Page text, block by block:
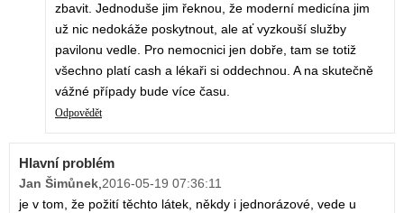
zbavit. Jednoduše jim řeknou, že moderní medicína jim
už nic nedokáže poskytnout, ale ať vyzkouší služby
pavilonu vedle. Pro nemocnici jen dobře, tam se totiž
všechno platí cash a lékaři si oddechnou. A na skutečně
vážné případy bude více času.
Odpovědět
Hlavní problém
Jan Šimůnek,2016-05-19 07:36:11
je v tom, že požití těchto látek, někdy i jednorázové, vede u